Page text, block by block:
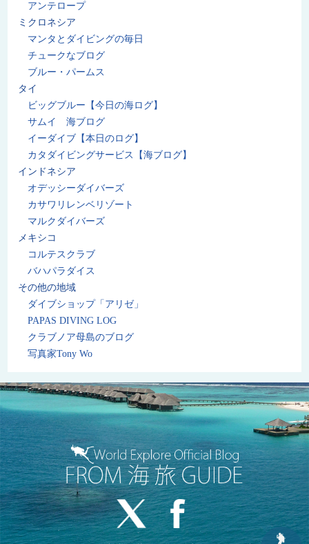
アンテロープ
ミクロネシア
マンタとダイビングの毎日
チュークなブログ
ブルー・パームス
タイ
ビッグブルー【今日の海ログ】
サムイ 海ブログ
イーダイブ【本日のログ】
カタダイビングサービス【海ブログ】
インドネシア
オデッシーダイバーズ
カサワリレンベリゾート
マルクダイバーズ
メキシコ
コルテスクラブ
バハパラダイス
その他の地域
ダイブショップ「アリゼ」
PAPAS DIVING LOG
クラブノア母島のブログ
写真家Tony Wo